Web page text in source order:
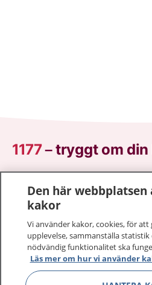
1177–tryggt om din
sjukdomar och vilka
Logga in för att läsa din
vårdärenden. Ring
sjukvårdsrådgivning dygnet
1177 ger dig råd när du vill
Den här webbplatsen
kakor
Vi använder kakor, cookies, för
upplevelse, sammanställa
nödvändig funktionalitet ska
Läs mer om hur vi använder